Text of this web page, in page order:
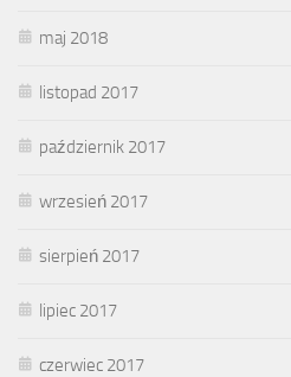
maj 2018
listopad 2017
październik 2017
wrzesień 2017
sierpień 2017
lipiec 2017
czerwiec 2017